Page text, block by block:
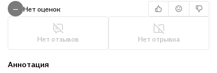
— Нет оценок
Нет отзывов Нет отрывка
Аннотация